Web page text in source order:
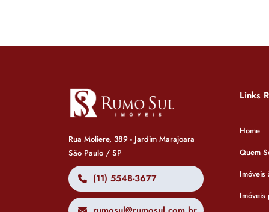
Rua Moliere, 389 - Jardim Marajoara
São Paulo / SP
(11) 5548-3677
Links
Home
Quem
Imóveis
Imóveis